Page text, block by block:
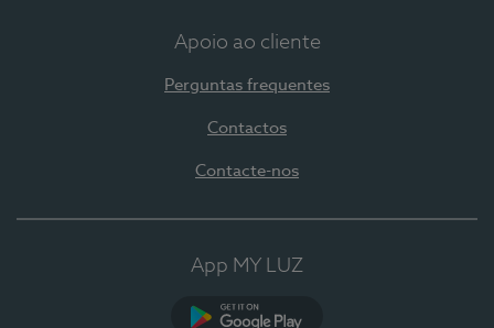
Apoio ao cliente
Perguntas frequentes
Contactos
Contacte-nos
App MY LUZ